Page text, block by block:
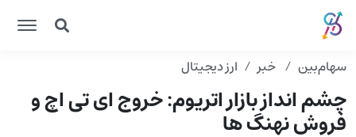
سهام‌بین خبر ارز دیجیتال
چشم انداز بازار اتریوم: خروج ای تی اچ و
فروش نهنگ ها